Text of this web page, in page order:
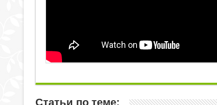
Статьи по теме: